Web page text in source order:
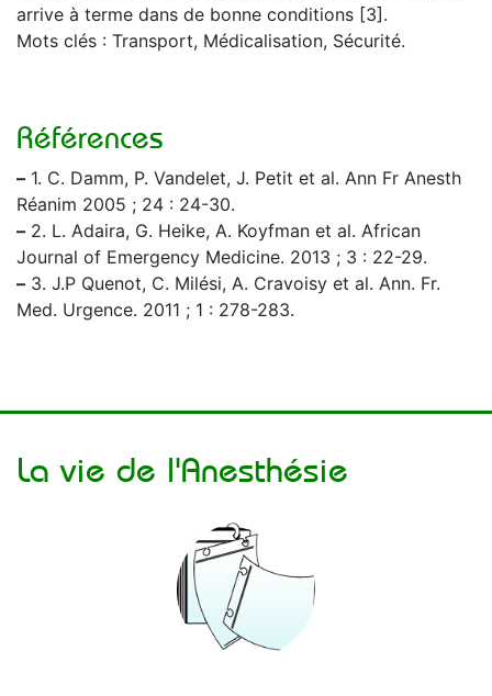
arrive à terme dans de bonne conditions [3].
Mots clés : Transport, Médicalisation, Sécurité.
Références
– 1. C. Damm, P. Vandelet, J. Petit et al. Ann Fr Anesth
Réanim 2005 ; 24 : 24-30.
– 2. L. Adaira, G. Heike, A. Koyfman et al. African
Journal of Emergency Medicine. 2013 ; 3 : 22-29.
– 3. J.P Quenot, C. Milési, A. Cravoisy et al. Ann. Fr.
Med. Urgence. 2011 ; 1 : 278-283.
La vie de l'Anesthésie